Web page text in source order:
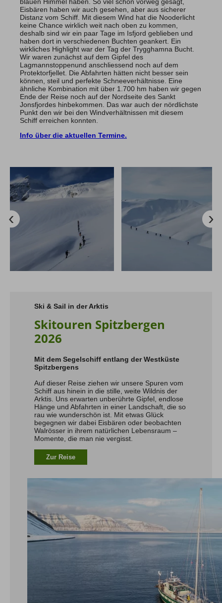
blauen Himmel haben. So viel schon vorweg gesagt,
Eisbären haben wir auch gesehen, aber aus sicherer
Distanz vom Schiff. Mit diesem Wind hat die Nooderlicht
keine Chance wirklich weit nach oben zu kommen,
deshalb sind wir ein paar Tage im Isfjord geblieben und
haben dort in verschiedenen Buchten geankert. Ein
wirkliches Highlight war der Tag der Trygghamna Bucht.
Wir waren zunächst auf dem Gipfel des
Lagmannstoppenund anschliessend noch auf dem
Protektorfjellet. Die Abfahrten hätten nicht besser sein
können, steil und perfekte Schneeverhältnisse. Eine
ähnliche Kombination mit über 1.700 hm haben wir gegen
Ende der Reise noch auf der Nordseite des Sankt
Jonsfjordes hinbekommen. Das war auch der nördlichste
Punkt den wir bei den Windverhältnissen mit diesem
Schiff erreichen konnten.
Info über die aktuellen Termine.
Ski & Sail in der Arktis
Skitouren Spitzbergen
2026
Mit dem Segelschiff entlang der Westküste
Spitzbergens
Auf dieser Reise ziehen wir unsere Spuren vom
Schiff aus hinein in die stille, weite Wildnis der
Arktis. Uns erwarten unberührte Gipfel, endlose
Hänge und Abfahrten in einer Landschaft, die so
rau wie wunderschön ist. Mit etwas Glück
begegnen wir dabei Eisbären oder beobachten
Walrösser in ihrem natürlichen Lebensraum –
Momente, die man nie vergisst.
Zur Reise